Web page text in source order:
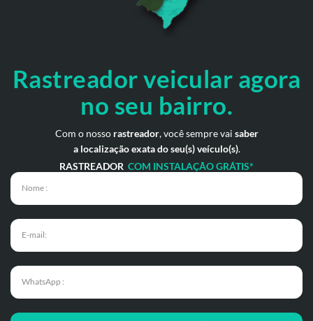
Rastreador veicular agora
no seu bairro.
Com o nosso rastreador, você sempre vai saber
a localização exata do seu(s) veículo(s).
RASTREADOR COM INSTALAÇÃO GRÁTIS*